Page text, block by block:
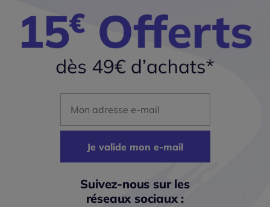
Je valide mon e-mail
Suivez-nous sur les
réseaux sociaux :